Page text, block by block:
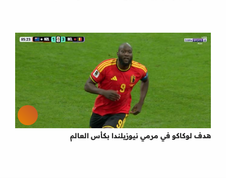
هدف لوكاكو في مرمي نيوزيلندا بكأس العالم